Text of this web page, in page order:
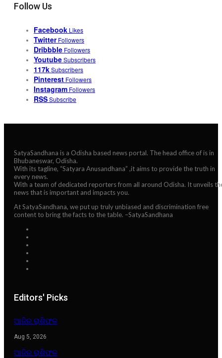
Follow Us
Facebook Likes
Twitter Followers
Dribbble Followers
YoutubeSubscribers
117kSubscribers
Pinterest Followers
Instagram Followers
RSSSubscribe
SatyaSandhana is a Odisha based news portal. The head office of is in
Bhubaneswar, Odisha.
With its tagline, “Satyara Anusandhana” ,it aims to provide the truth in
every news.
With a team of dedicated reporters from all around Odisha. It unveils
news that is important and impacts you.
At SatyaSandhana, we put up truly unbiased and discrimination free
content to bring the facts to the table. –SatyaSandhana
Editors' Picks
ଆଜିର ରାଶିଫଳ
Aug 5, 2026
ଆଜିର ରାଶିଫଳ